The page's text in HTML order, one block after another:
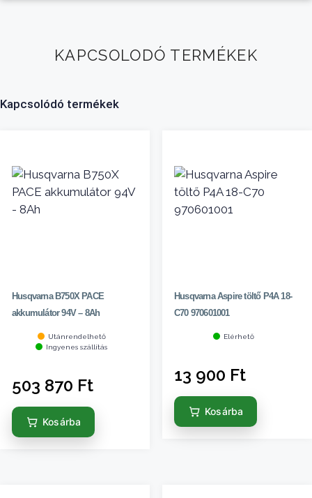
KAPCSOLODÓ TERMÉKEK
Kapcsolódó termékek
Husqvarna B750X PACE
akkumulátor 94V – 8Ah
Utánrendelhető
Ingyenes szállítás
503 870 Ft
Kosárba
Husqvarna Aspire töltő P4A 18-
C70 970601001
Elérhető
13 900 Ft
Kosárba